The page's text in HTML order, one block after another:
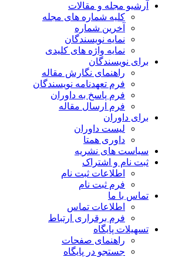
آرشیو مجله و مقالات
کلیه شماره های مجله
آخرین شماره
نمایه نویسندگان
نمایه واژه های کلیدی
برای نویسندگان
راهنمای نگارش مقاله
فرم تعهدنامه نویسندگان
فرم پاسخ به داوران
فرم ارسال مقاله
برای داوران
لیست داوران
داوری همتا
سیاست های نشریه
ثبت نام و اشتراک
اطلاعات ثبت نام
فرم ثبت نام
تماس با ما
اطلاعات تماس
فرم برقراری ارتباط
تسهیلات پایگاه
راهنمای صفحات
جستجو در پایگاه